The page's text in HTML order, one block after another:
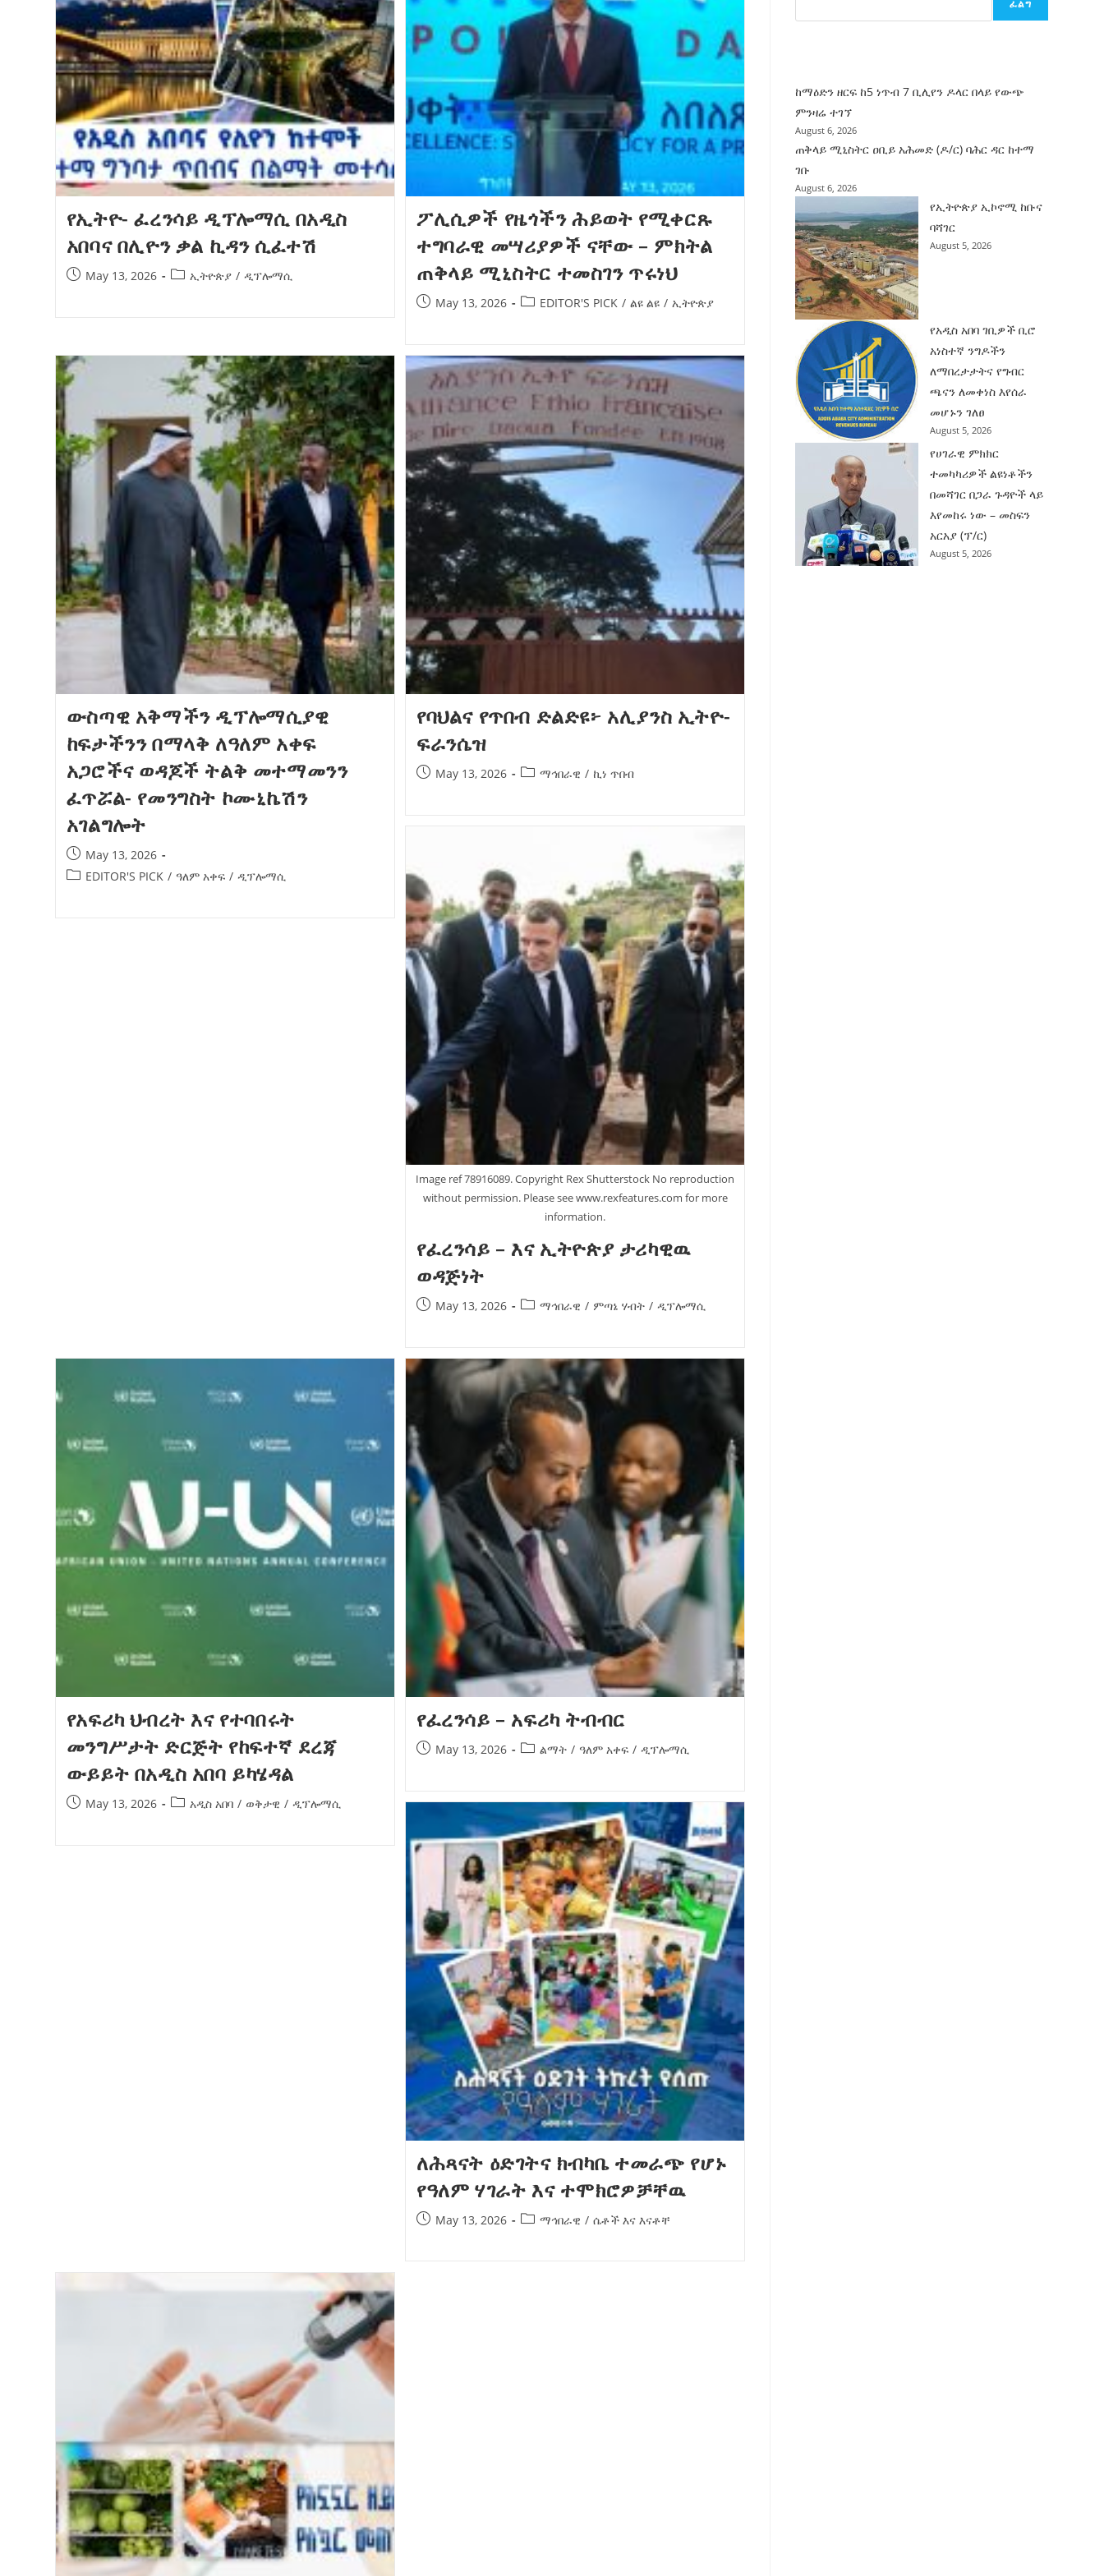
የኢትዮጵያ ኢኮኖሚ ከቡና ባሻገር
August 5, 2026
የቤኒን የዲጂታል ትራንስፎርሜሽን እና ኢኖቬሽን
ሚኒስትር ማሁና አክፕሎጋን የኢፌዴሪ መሶብ
አገልግሎትን ጎበኙ
August 5, 2026
2ኛው የአዲስ ሚዲያ ኔትዎርክ አመራሮች እና
ሠራተኞች ስፖርት ፌስቲቫል በቴሌቪዥን ዘርፍ
አሸናፊነት ተጠናቀቀ
August 1, 2026
ተቃውሞ የበዛበት የፊፋ አዲሱ እቅድ
July 30, 2026
አዲስ ሚዲያ ኔትዎርክ በይዘት ስራዎቹ የሀሰት
ትርክትን በማረም እና የወል ትርክትን በመገንባት
ሃላፊነቱን እየተወጣ ይገኛል
AmnAdmin October 17, 2025
የኢትዮ- ፈረንሳይ ዲፕሎማሲ በአዲስ
አበባና በሊዮን ቃል ኪዳን ሲፈተሽ
May 13, 2026 ኢትዮጵያ / ዲፕሎማሲ
ፖሊሲዎች የዜጎችን ሕይወት የሚቀርጹ
ተግባራዊ መሣሪያዎች ናቸው – ምክትል
ጠቅላይ ሚኒስትር ተመስገን ጥሩነህ
May 13, 2026 EDITOR'S PICK / ልዩ ልዩ / ኢትዮጵያ
ውስጣዊ አቅማችን ዲፕሎማሲያዊ
ከፍታችንን በማላቅ ለዓለም አቀፍ
አጋሮችና ወዳጆች ትልቅ መተማመንን
ፈጥሯል- የመንግስት ኮሙኒኬሽን
አገልግሎት
May 13, 2026
EDITOR'S PICK / ዓለም አቀፍ / ዲፕሎማሲ
የባህልና የጥበብ ድልድዩ፦ አሊያንስ ኢትዮ-
ፍራንሴዝ
May 13, 2026 ማኅበራዊ / ኪነ ጥበብ
Image ref 78916089. Copyright Rex Shutterstock No reproduction
without permission. Please see www.rexfeatures.com for more
information.
የፈረንሳይ – እና ኢትዮጵያ ታሪካዊዉ
ወዳጅነት
May 13, 2026 ማኅበራዊ / ምጣኔ ሃብት / ዲፕሎማሲ
የአፍሪካ ህብረት እና የተባበሩት
መንግሥታት ድርጅት የከፍተኛ ደረጃ
ውይይት በአዲስ አበባ ይካሄዳል
May 13, 2026 አዲስ አበባ / ወቅታዊ / ዲፕሎማሲ
የፈረንሳይ – አፍሪካ ትብብር
May 13, 2026 ልማት / ዓለም አቀፍ / ዲፕሎማሲ
ለሕጻናት ዕድገትና ክብካቤ ተመራጭ የሆኑ
የዓለም ሃገራት እና ተሞክሮዎቻቸዉ
May 13, 2026 ማኅበራዊ / ሴቶች እና እናቶቸ
ፈልግ
ከማዕድን ዘርፍ ከ5 ነጥብ 7 ቢሊየን ዶላር በላይ የውጭ
ምንዛሬ ተገኘ
August 6, 2026
ጠቅላይ ሚኒስትር ዐቢይ አሕመድ (ዶ/ር) ባሕር ዳር ከተማ
ገቡ
August 6, 2026
የኢትዮጵያ ኢኮኖሚ ከቡና
ባሻገር
August 5, 2026
የአዲስ አበባ ገቢዎች ቢሮ
አነስተኛ ንግዶችን
ለማበረታታትና የግብር
ጫናን ለመቀነስ እየሰራ
መሆኑን ገለፀ
August 5, 2026
የሀገራዊ ምክክር
ተመካካሪዎች ልዩነቶችን
በመሻገር በጋራ ጉዳዮች ላይ
እየመከሩ ነው – መስፍን
አርአያ (ፕ/ር)
August 5, 2026